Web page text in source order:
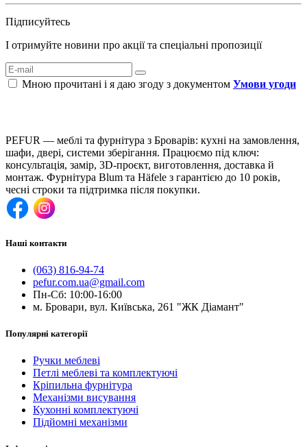
Підписуйтесь
І отримуйте новини про акції та спеціальні пропозиції
Мною прочитані і я даю згоду з документом Умови угоди
PEFUR — меблі та фурнітура з Броварів: кухні на замовлення,
шафи, двері, системи зберігання. Працюємо під ключ:
консультація, замір, 3D-проєкт, виготовлення, доставка й
монтаж. Фурнітура Blum та Häfele з гарантією до 10 років,
чесні строки та підтримка після покупки.
Наші контакти
(063) 816-94-74
pefur.com.ua@gmail.com
Пн-Сб: 10:00-16:00
м. Бровари, вул. Київська, 261 "ЖК Діамант"
Популярні категорії
Ручки меблеві
Петлі меблеві та комплектуючі
Кріпильна фурнітура
Механізми висування
Кухонні комплектуючі
Підйомні механізми